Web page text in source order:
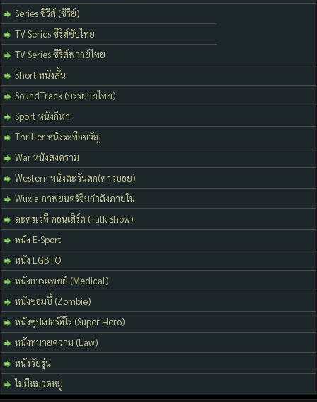
Series ซีรีส์ (ซีรีย์)
TV Series ซีรีส์ซับไทย
TV Series ซีรีส์พากย์ไทย
Short หนังสั้น
SoundTrack (บรรยายไทย)
Sport หนังกีฬา
Thriller หนังระทึกขวัญ
War หนังสงคราม
Western หนังตะวันตก(คาวบอย)
Wuxia ภาพยนตร์จีนกำลังภายใน
ละครเวที คอนเสิร์ต (Talk Show)
หนัง E-Sport
หนัง LGBTQ
หนังการแพทย์ (Medical)
หนังซอมบี้ (Zombie)
หนังซุปเปอร์ฮีโร่ (Super Hero)
หนังทนายความ (Law)
หนังวัยรุ่น
ไม่มีหมวดหมู่